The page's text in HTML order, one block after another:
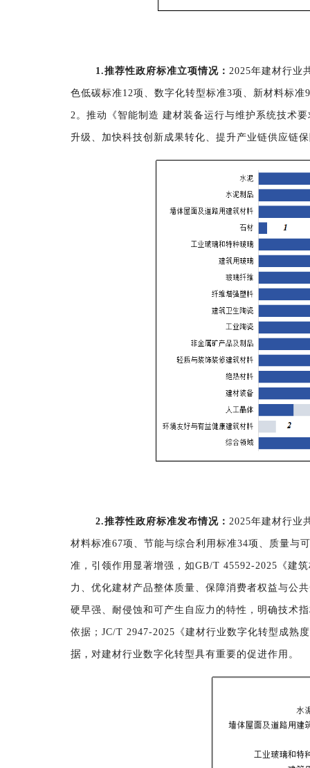
1.推荐性政府标准立项情况 ： 2025年建材行业
色低碳标准12项、数字化转型标准3项、新材料标
2。 推动《智能制造 建材装备运行与维护系统技术
升级、加快科技创新成果转化、提升产业链供应链
2.推荐性政府标准发布情况 ： 2025年建材行业
材料标准67项、节能与综合利用标准34项、 质量与
准，引领作用显著增强，如GB/T 45592-2025《建
力、优化建材产品整体质量、保障消费者权益与公
硬早强、耐侵蚀和可产生自应力的特性，明确技术
依据； JC/T 2947-2025《建材行业数字化转型成熟
据， 对建材行业数字化转型具有重要的促进作用 。